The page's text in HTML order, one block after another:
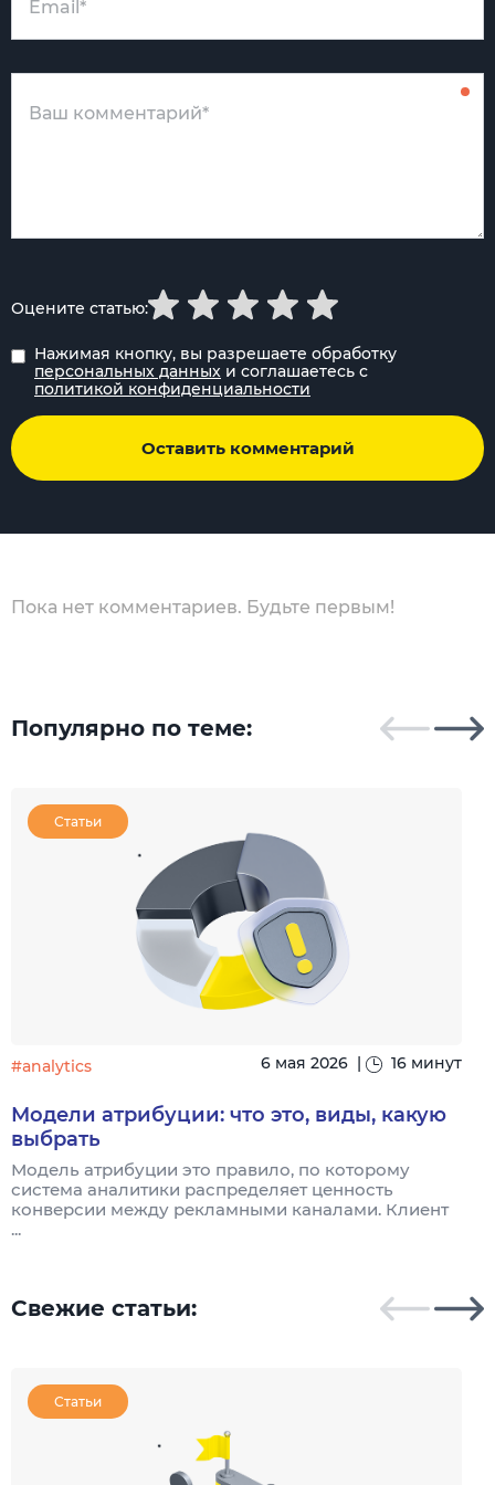
Нажимая кнопку, вы разрешаете обработку
персональных данных и соглашаетесь с
политикой конфиденциальности
Оставить комментарий
Оцените статью:
Пока нет комментариев. Будьте первым!
Популярно по теме:
Статьи
#analytics 6 мая 2026 16 минут
Модели атрибуции: что это, виды, какую
выбрать
Модель атрибуции это правило, по которому
система аналитики распределяет ценность
конверсии между рекламными каналами. Клиент
...
Свежие статьи:
Статьи